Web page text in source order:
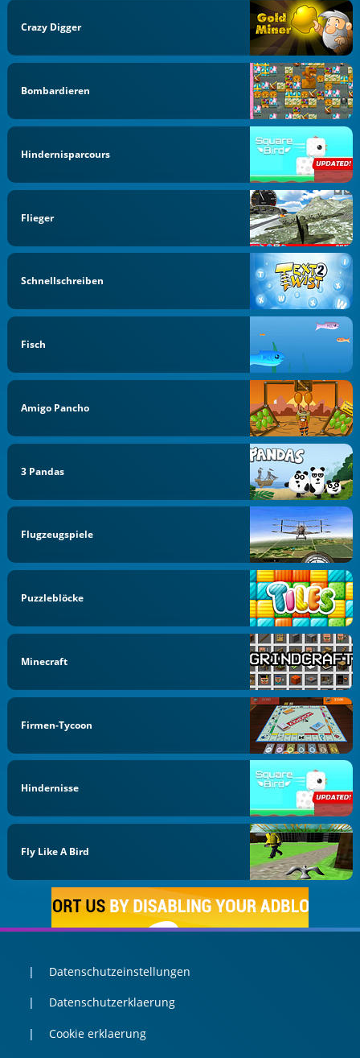
Crazy Digger
Bombardieren
Hindernisparcours
Flieger
Schnellschreiben
Fisch
Amigo Pancho
3 Pandas
Flugzeugspiele
Puzzleblöcke
Minecraft
Firmen-Tycoon
Hindernisse
Fly Like A Bird
Datenschutzeinstellungen
Datenschutzerklaerung
Cookie erklaerung